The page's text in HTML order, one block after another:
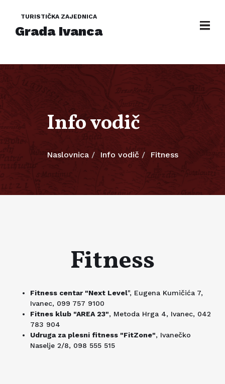
TURISTIČKA ZAJEDNICA
Grada Ivanca
Info vodič
Naslovnica Info vodič Fitness
Fitness
Fitness centar "Next Level", Eugena Kumičića 7,
Ivanec, 099 757 9100
Fitnes klub "AREA 23", Metoda Hrga 4, Ivanec, 042
783 904
Udruga za plesni fitness "FitZone", Ivanečko
Naselje 2/8, 098 555 515